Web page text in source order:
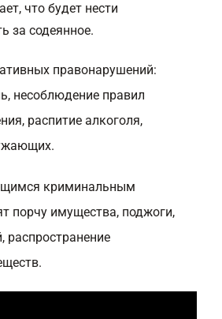
что будет нести
за содеянное.
правонарушений:
несоблюдение правил
распитие алкоголя,
криминальным
порчу имущества, поджоги,
распространение